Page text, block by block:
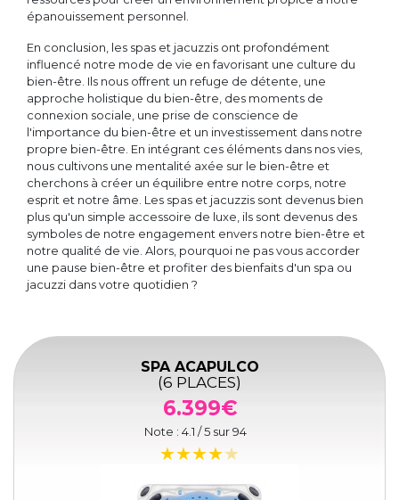
épanouissement personnel.
En conclusion, les spas et jacuzzis ont profondément
influencé notre mode de vie en favorisant une culture du
bien-être. Ils nous offrent un refuge de détente, une
approche holistique du bien-être, des moments de
connexion sociale, une prise de conscience de
l'importance du bien-être et un investissement dans notre
propre bien-être. En intégrant ces éléments dans nos vies,
nous cultivons une mentalité axée sur le bien-être et
cherchons à créer un équilibre entre notre corps, notre
esprit et notre âme. Les spas et jacuzzis sont devenus bien
plus qu'un simple accessoire de luxe, ils sont devenus des
symboles de notre engagement envers notre bien-être et
notre qualité de vie. Alors, pourquoi ne pas vous accorder
une pause bien-être et profiter des bienfaits d'un spa ou
jacuzzi dans votre quotidien ?
SPA ACAPULCO
(6 PLACES)
6.399€
Note : 4.1 / 5 sur94